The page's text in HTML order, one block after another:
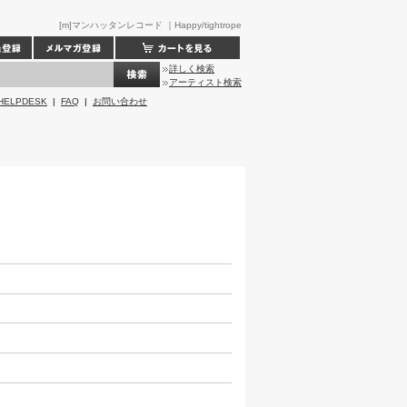
[m]マンハッタンレコード ｜Happy/tightrope
詳しく検索
アーティスト検索
| FAQ | お問い合わせ